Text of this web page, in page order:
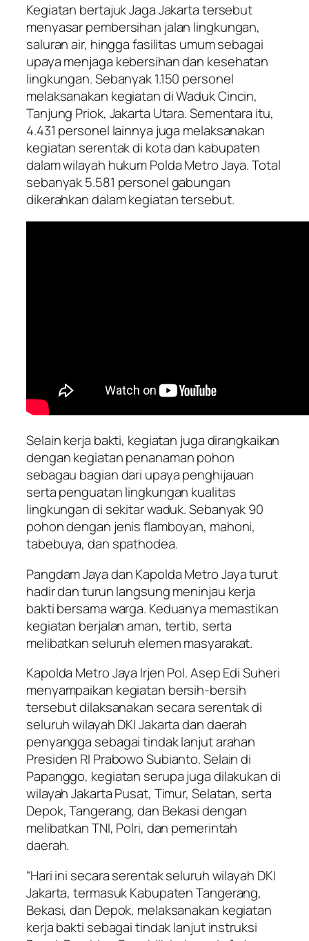
Kegiatan bertajuk Jaga Jakarta tersebut
menyasar pembersihan jalan lingkungan,
saluran air, hingga fasilitas umum sebagai
upaya menjaga kebersihan dan kesehatan
lingkungan. Sebanyak 1.150 personel
melaksanakan kegiatan di Waduk Cincin,
Tanjung Priok, Jakarta Utara. Sementara itu,
4.431 personel lainnya juga melaksanakan
kegiatan serentak di kota dan kabupaten
dalam wilayah hukum Polda Metro Jaya. Total
sebanyak 5.581 personel gabungan
dikerahkan dalam kegiatan tersebut.
Selain kerja bakti, kegiatan juga dirangkaikan
dengan kegiatan penanaman pohon
sebagau bagian dari upaya penghijauan
serta penguatan lingkungan kualitas
lingkungan di sekitar waduk. Sebanyak 90
pohon dengan jenis flamboyan, mahoni,
tabebuya, dan spathodea.
Pangdam Jaya dan Kapolda Metro Jaya turut
hadir dan turun langsung meninjau kerja
bakti bersama warga. Keduanya memastikan
kegiatan berjalan aman, tertib, serta
melibatkan seluruh elemen masyarakat.
Kapolda Metro Jaya Irjen Pol. Asep Edi Suheri
menyampaikan kegiatan bersih-bersih
tersebut dilaksanakan secara serentak di
seluruh wilayah DKI Jakarta dan daerah
penyangga sebagai tindak lanjut arahan
Presiden RI Prabowo Subianto. Selain di
Papanggo, kegiatan serupa juga dilakukan di
wilayah Jakarta Pusat, Timur, Selatan, serta
Depok, Tangerang, dan Bekasi dengan
melibatkan TNI, Polri, dan pemerintah
daerah.
“Hari ini secara serentak seluruh wilayah DKI
Jakarta, termasuk Kabupaten Tangerang,
Bekasi, dan Depok, melaksanakan kegiatan
kerja bakti sebagai tindak lanjut instruksi